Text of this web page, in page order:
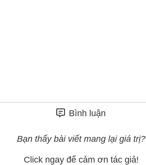
Bình luận
Bạn thấy bài viết mang lại giá trị?
Click ngay để cảm ơn tác giả!